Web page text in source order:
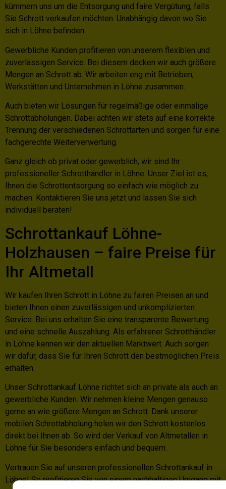
kümmern uns um die Entsorgung und faire Vergütung, falls
Sie Schrott verkaufen möchten. Unabhängig davon wo Sie
sich in Löhne befinden.
Gewerbliche Kunden profitieren von unserem flexiblen und
zuverlässigen Service. Bei diesem decken wir auch größere
Mengen an Schrott ab. Wir arbeiten eng mit Betrieben,
Werkstätten und Unternehmen in Löhne zusammen.
Auch bieten wir Lösungen für regelmäßige oder einmalige
Schrottabholungen. Dabei achten wir stets auf eine korrekte
Trennung der verschiedenen Schrottarten und sorgen für eine
fachgerechte Weiterverwertung.
Ganz gleich ob privat oder gewerblich, wir sind Ihr
professioneller Schrotthändler in Löhne. Unser Ziel ist es,
Ihnen die Schrottentsorgung so einfach wie möglich zu
machen. Kontaktieren Sie uns jetzt und lassen Sie sich
individuell beraten!
Schrottankauf Löhne-
Holzhausen – faire Preise für
Ihr Altmetall
Wir kaufen Ihren Schrott in Löhne zu fairen Preisen an und
bieten Ihnen einen zuverlässigen und unkomplizierten
Service. Bei uns erhalten Sie eine transparente Bewertung
und eine schnelle Auszahlung. Als erfahrener Schrotthändler
in Löhne kennen wir den aktuellen Marktwert. Auch sorgen
wir dafür, dass Sie für Ihren Schrott den bestmöglichen Preis
erhalten.
Unser Schrottankauf Löhne richtet sich an private als auch an
gewerbliche Kunden. Wir nehmen kleine Mengen genauso
gerne an wie größere Mengen an Schrott. Dank unserer
mobilen Schrottabholung holen wir den Schrott kostenlos
direkt bei Ihnen ab. So wird der Verkauf von Altmetallen in
Löhne für Sie besonders einfach und bequem.
Vertrauen Sie auf unseren professionellen Schrottankauf in
Löhne! So profitieren Sie von einem nachhaltigen Umgang mit